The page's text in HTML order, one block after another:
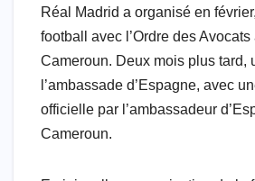
Réal Madrid a organisé en
football avec l’Ordre des
Cameroun. Deux mois plus tard,
l’ambassade d’Espagne, avec
officielle par l’ambassadeur
Cameroun.